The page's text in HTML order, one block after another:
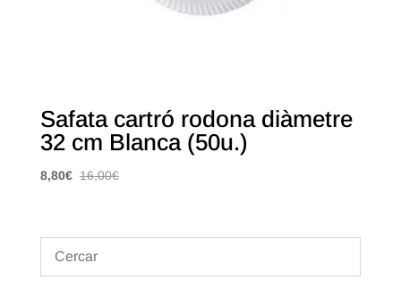
Safata cartró rodona diàmetre
32 cm Blanca (50u.)
8,80€ 16,00€